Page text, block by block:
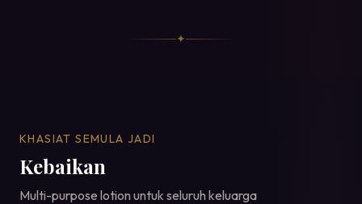
✦
KHASIAT SEMULA JADI
Kebaikan
Multi-purpose lotion untuk seluruh keluarga